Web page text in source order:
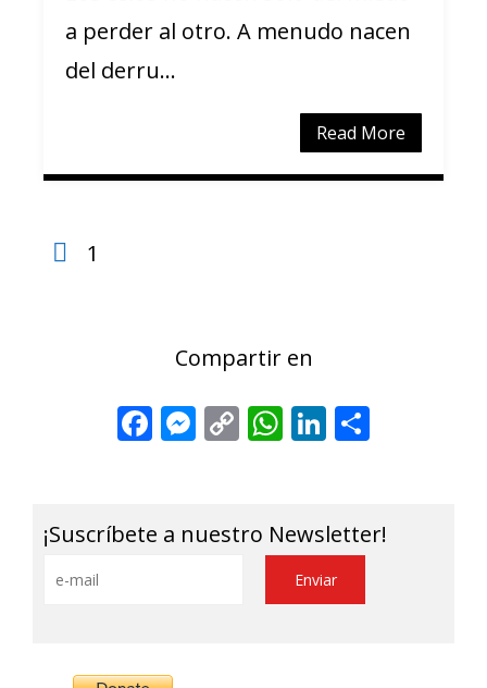
a perder al otro. A menudo nacen
del derru...
Read More
1
Compartir en
Facebook
Messenger
CopyWhatsApp
LinkedIn
¡Suscríbete a nuestro Newsletter!